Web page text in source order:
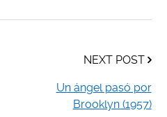
NEXT POST
Un ángel pasó por
Brooklyn (1957)